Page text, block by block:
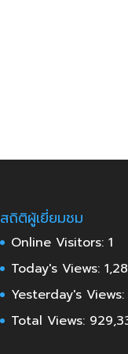
สถิติผู้เยี่ยมชม
Online Visitors: 1
Today's Views:
Yesterday's Views:
Total Views: